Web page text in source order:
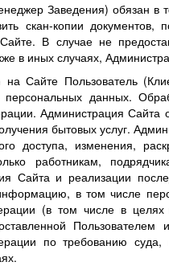
Заведения) обязан в
скан-копии
В случае не
в иных случаях,
на Сайте Пользователь
персональных данных.
Администрация
бытовых услуг.
доступа, изменения,
работникам,
Сайта и реализации
в том числе
(в том числе в целях
по требованию суда,